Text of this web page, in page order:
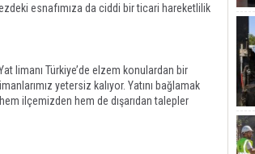
esnafımıza da ciddi bir ticari hareketlilik
limanı Türkiye’de elzem konulardan bir
yetersiz kalıyor. Yatını bağlamak
ilçemizden hem de dışarıdan talepler